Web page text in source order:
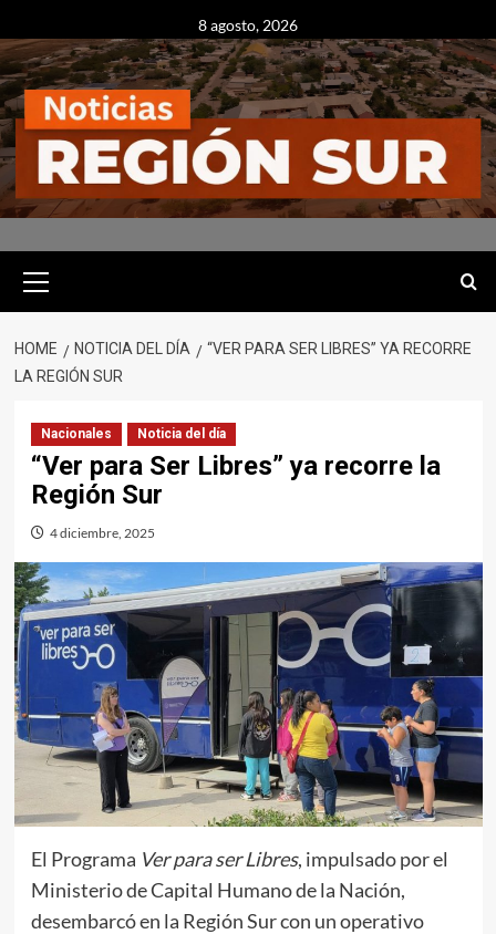
to
content
8 agosto, 2026
Menu
HOME NOTICIA DEL DÍA
“VER PARA SER LIBRES” YA RECORRE
LA REGIÓN SUR
Nacionales Noticia del día
“Ver para Ser Libres” ya recorre la
Región Sur
4 diciembre, 2025
El Programa Ver para ser Libres, impulsado por el
Ministerio de Capital Humano de la Nación,
desembarcó en la Región Sur con un operativo